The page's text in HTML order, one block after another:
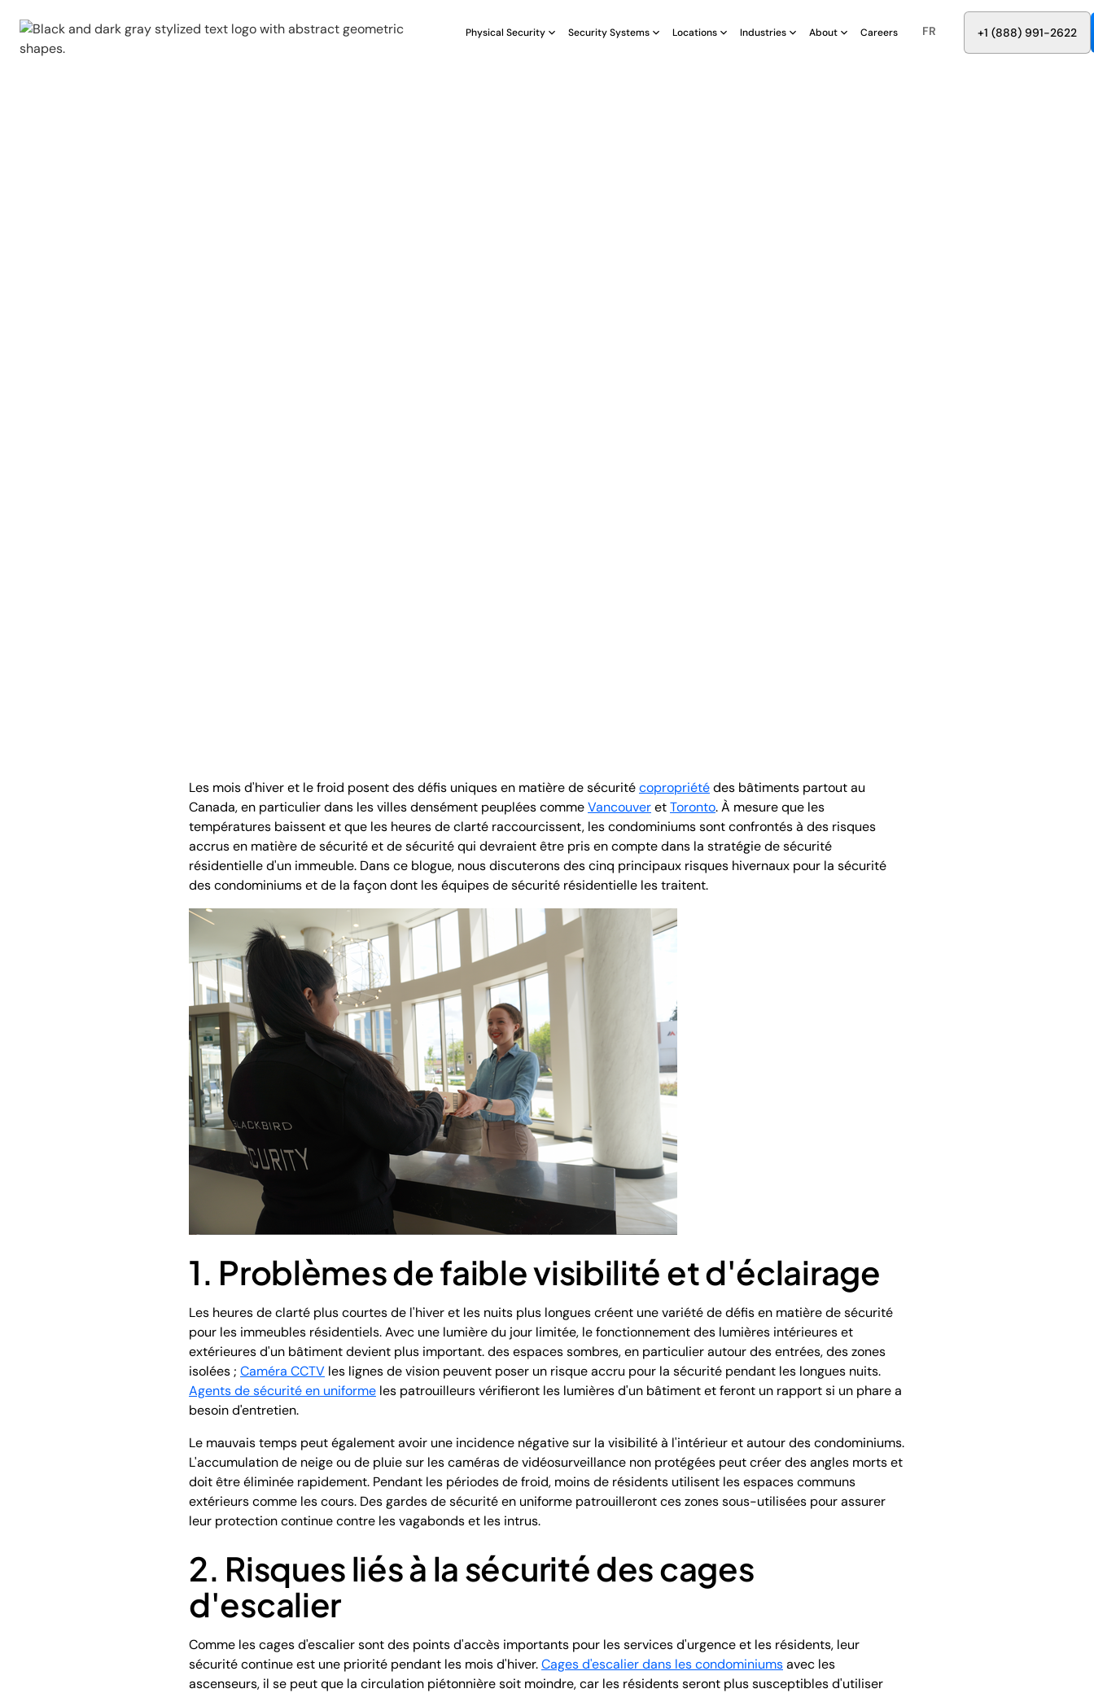
Physical Security Security Systems Locations Industries About Careers FR +1 (888) 991-2622
Les mois d'hiver et le froid posent des défis uniques en matière de sécuritécopropriétédes bâtiments partout au
Canada, en particulier dans les villes densément peuplées commeVancouveretToronto. À mesure que les
températures baissent et que les heures de clarté raccourcissent, les condominiums sont confrontés à des risques
accrus en matière de sécurité et de sécurité qui devraient être pris en compte dans la stratégie de sécurité
résidentielle d'un immeuble. Dans ce blogue, nous discuterons des cinq principaux risques hivernaux pour la sécurité
des condominiums et de la façon dont les équipes de sécurité résidentielle les traitent.
1. Problèmes de faible visibilité et d'éclairage
Les heures de clarté plus courtes de l'hiver et les nuits plus longues créent une variété de défis en matière de sécurité
pour les immeubles résidentiels. Avec une lumière du jour limitée, le fonctionnement des lumières intérieures et
extérieures d'un bâtiment devient plus important. des espaces sombres, en particulier autour des entrées, des zones
isolées ; Caméra CCTV les lignes de vision peuvent poser un risque accru pour la sécurité pendant les longues nuits.
Agents de sécurité en uniforme les patrouilleurs vérifieront les lumières d'un bâtiment et feront un rapport si un phare a
besoin d'entretien.
Le mauvais temps peut également avoir une incidence négative sur la visibilité à l'intérieur et autour des condominiums.
L'accumulation de neige ou de pluie sur les caméras de vidéosurveillance non protégées peut créer des angles morts et
doit être éliminée rapidement. Pendant les périodes de froid, moins de résidents utilisent les espaces communs
extérieurs comme les cours. Des gardes de sécurité en uniforme patrouilleront ces zones sous-utilisées pour assurer
leur protection continue contre les vagabonds et les intrus.
2. Risques liés à la sécurité des cages
d'escalier
Comme les cages d'escalier sont des points d'accès importants pour les services d'urgence et les résidents, leur
sécurité continue est une priorité pendant les mois d'hiver.Cages d'escalier dans les condominiumsavec les
ascenseurs, il se peut que la circulation piétonnière soit moindre, car les résidents seront plus susceptibles d'utiliser